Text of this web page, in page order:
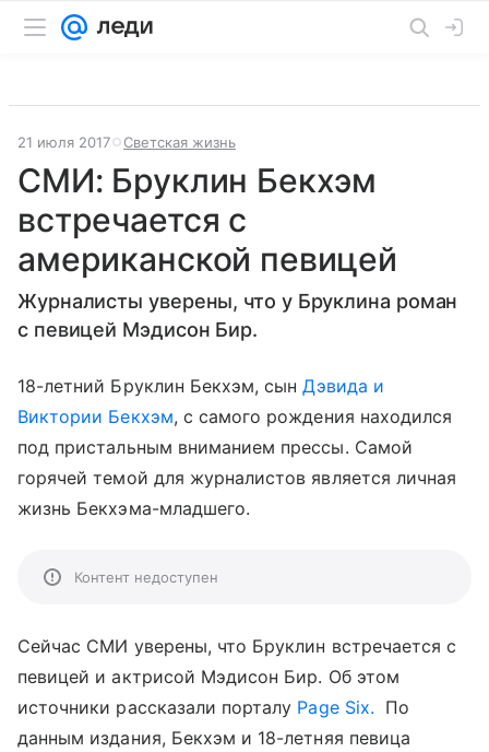
21 июля 2017 Светская жизнь
СМИ: Бруклин Бекхэм
встречается с
американской певицей
Журналисты уверены, что у Бруклина роман
с певицей Мэдисон Бир.
18-летний Бруклин Бекхэм, сынДэвида и
Виктории Бекхэм, с самого рождения находился
под пристальным вниманием прессы. Самой
горячей темой для журналистов является личная
жизнь Бекхэма-младшего.
Контент недоступен
Сейчас СМИ уверены, что Бруклин встречается с
певицей и актрисой Мэдисон Бир. Об этом
источники рассказали порталу Page Six. По
данным издания, Бекхэм и 18-летняя певица